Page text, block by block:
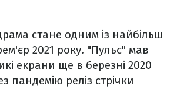
стане одним із найбільш
2021 року. "Пульс" мав
екрани ще в березні 2020
пандемію реліз стрічки